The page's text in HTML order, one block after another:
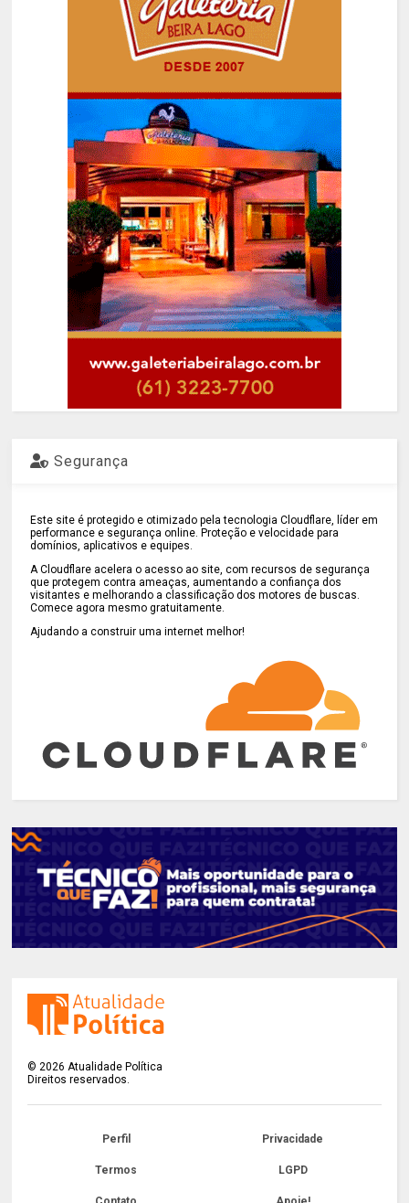
Segurança
Este site é protegido e otimizado pela tecnologia Cloudflare, líder em
performance e segurança online. Proteção e velocidade para
domínios, aplicativos e equipes.
A Cloudflare acelera o acesso ao site, com recursos de segurança
que protegem contra ameaças, aumentando a confiança dos
visitantes e melhorando a classificação dos motores de buscas.
Comece agora mesmo gratuitamente.
Ajudando a construir uma internet melhor!
©2026 Atualidade Política
Direitos reservados.
Perfil Privacidade
Termos LGPD